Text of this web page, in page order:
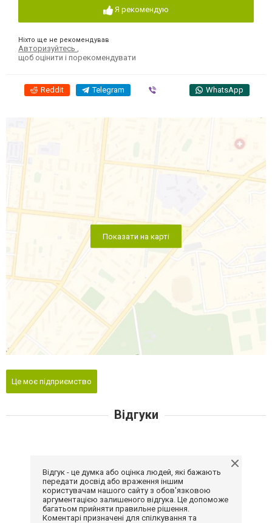
Я рекомендую
Ніхто ще не рекомендував
Авторизуйтесь
щоб оцінити і порекомендувати
Reddit Telegram WhatsApp
Показати на карті
Це моє підприємство
Відгуки
Відгук - це думка або оцінка людей, які бажають
передати досвід або враження іншим
користувачам нашого сайту з обов'язковою
аргументацією залишеного відгука. Це допоможе
багатьом прийняти правильне рішення.
Коментарі призначені для спілкування та